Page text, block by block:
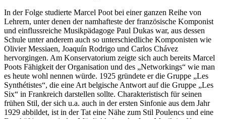
In der Folge studierte Marcel Poot bei einer ganzen Reihe von
Lehrern, unter denen der namhafteste der französische Komponist
und einflussreiche Musikpädagoge Paul Dukas war, aus dessen
Schule unter anderem auch so unterschiedliche Komponisten wie
Olivier Messiaen, Joaquín Rodrigo und Carlos Chávez
hervorgingen. Am Konservatorium zeigte sich auch bereits Marcel
Poots Fähigkeit der Organisation und des „Networkings“ wie man
es heute wohl nennen würde. 1925 gründete er die Gruppe „Les
Synthétistes“, die eine Art belgische Antwort auf die Gruppe „Les
Six“ in Frankreich darstellen sollte. Charakteristisch für seinen
frühen Stil, der sich u.a. auch in der ersten Sinfonie aus dem Jahr
1929 abbildet, ist in der Tat eine Nähe zum Stil Poulencs und eine